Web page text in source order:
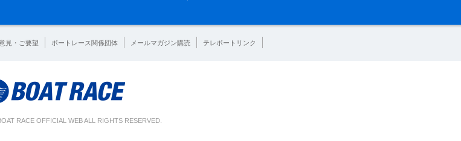
見・ご要望 ボートレース関係団体 メールマガジン購読 テレボートリンク
RACE OFFICIAL WEB ALL RIGHTS RESERVED.